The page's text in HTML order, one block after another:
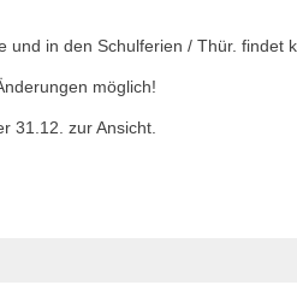
in den Schulferien / Thür. findet
möglich!
zur Ansicht.